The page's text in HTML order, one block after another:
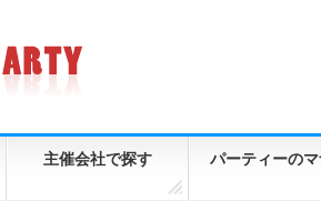
主催会社で探す パーティーの